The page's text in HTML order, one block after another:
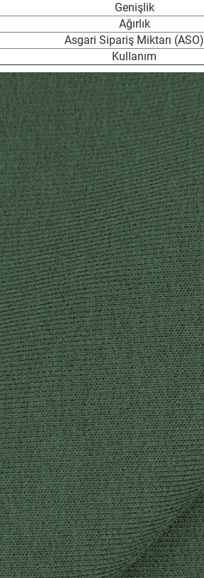
Genişlik
Ağırlık
Asgari Sipariş Miktarı (ASO)
Kullanım